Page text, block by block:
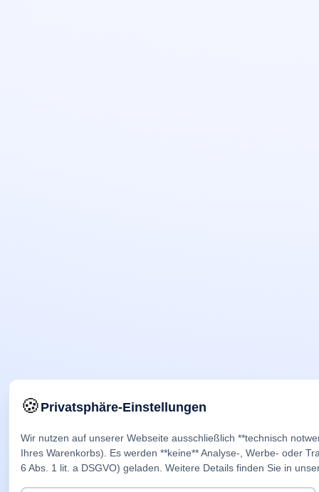
🍪Privatsphäre-Einstellungen
Wir nutzen auf unserer Webseite ausschließlich **technisch
Ihres Warenkorbs). Es werden **keine** Analyse-, Werbe- oder
6 Abs. 1 lit. a DSGVO) geladen. Weitere Details finden Sie in